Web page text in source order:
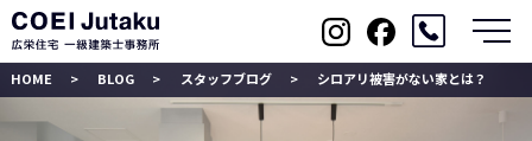
HOME BLOG スタッフブログ シロアリ被害がない家とは？